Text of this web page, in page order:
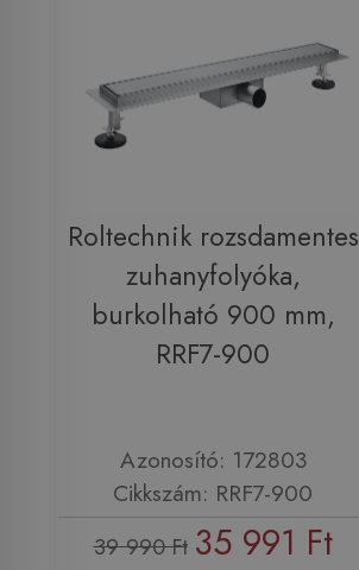
Roltechnik rozsdamentes
zuhanyfolyóka,
burkolható 900 mm,
RRF7-900
Azonosító: 172803
Cikkszám: RRF7-900
39 990 Ft 35 991 Ft